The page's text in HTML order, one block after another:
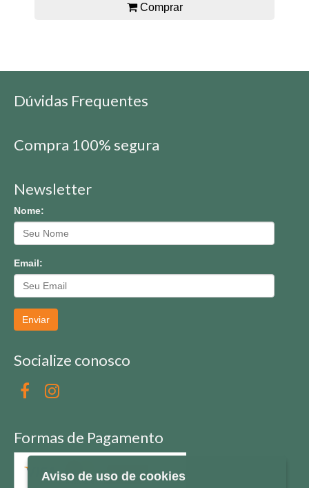
Comprar
Dúvidas Frequentes
Compra 100% segura
Newsletter
Nome:
Email:
Enviar
Socialize conosco
Formas de Pagamento
Aviso de uso de cookies